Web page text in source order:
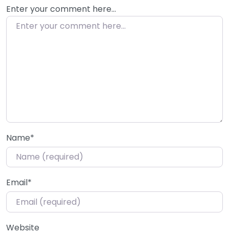
Enter your comment here…
Name*
Email*
Website